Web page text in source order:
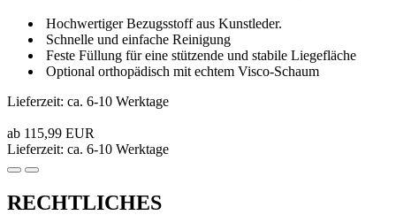
Hochwertiger Bezugsstoff aus Kunstleder.
Schnelle und einfache Reinigung
Feste Füllung für eine stützende und stabile Liegefläche
Optional orthopädisch mit echtem Visco-Schaum
Lieferzeit: ca. 6-10 Werktage
ab 115,99 EUR
Lieferzeit: ca. 6-10 Werktage
RECHTLICHES